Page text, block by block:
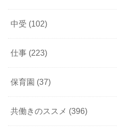
中受 (102)
仕事 (223)
保育園 (37)
共働きのススメ (396)